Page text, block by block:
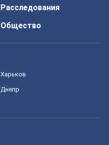
Расследования
Общество
Харьков
Днепр